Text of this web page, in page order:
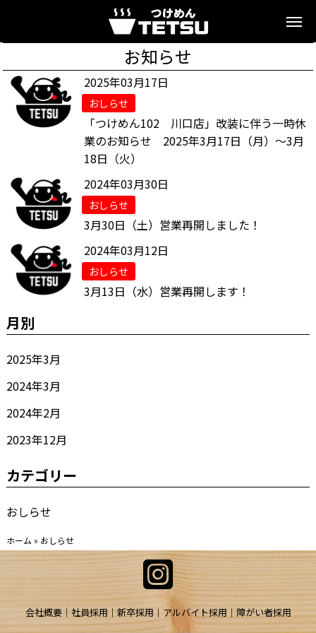
お知らせ
2025年03月17日
おしらせ
「つけめん102 川口店」改装に伴う一時休
業のお知らせ 2025年3月17日（月）～3月
18日（火）
2024年03月30日
おしらせ
3月30日（土）営業再開しました！
2024年03月12日
おしらせ
3月13日（水）営業再開します！
月別
2025年3月
2024年3月
2024年2月
2023年12月
カテゴリー
おしらせ
ホーム » おしらせ
会社概要 社員採用 新卒採用 アルバイト採用 障がい者採用